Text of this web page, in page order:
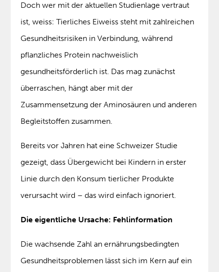
Doch wer mit der aktuellen Studienlage vertraut
ist, weiss: Tierliches Eiweiss steht mit zahlreichen
Gesundheitsrisiken in Verbindung, während
pflanzliches Protein nachweislich
gesundheitsförderlich ist. Das mag zunächst
überraschen, hängt aber mit der
Zusammensetzung der Aminosäuren und anderen
Begleitstoffen zusammen.
Bereits vor Jahren hat eine Schweizer Studie
gezeigt, dass Übergewicht bei Kindern in erster
Linie durch den Konsum tierlicher Produkte
verursacht wird – das wird einfach ignoriert.
Die eigentliche Ursache: Fehlinformation
Die wachsende Zahl an ernährungsbedingten
Gesundheitsproblemen lässt sich im Kern auf ein